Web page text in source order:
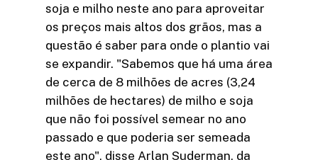
soja e milho neste ano para aproveitar
os preços mais altos dos grãos, mas a
questão é saber para onde o plantio vai
se expandir. "Sabemos que há uma área
de cerca de 8 milhões de acres (3,24
milhões de hectares) de milho e soja
que não foi possível semear no ano
passado e que poderia ser semeada
este ano", disse Arlan Suderman, da